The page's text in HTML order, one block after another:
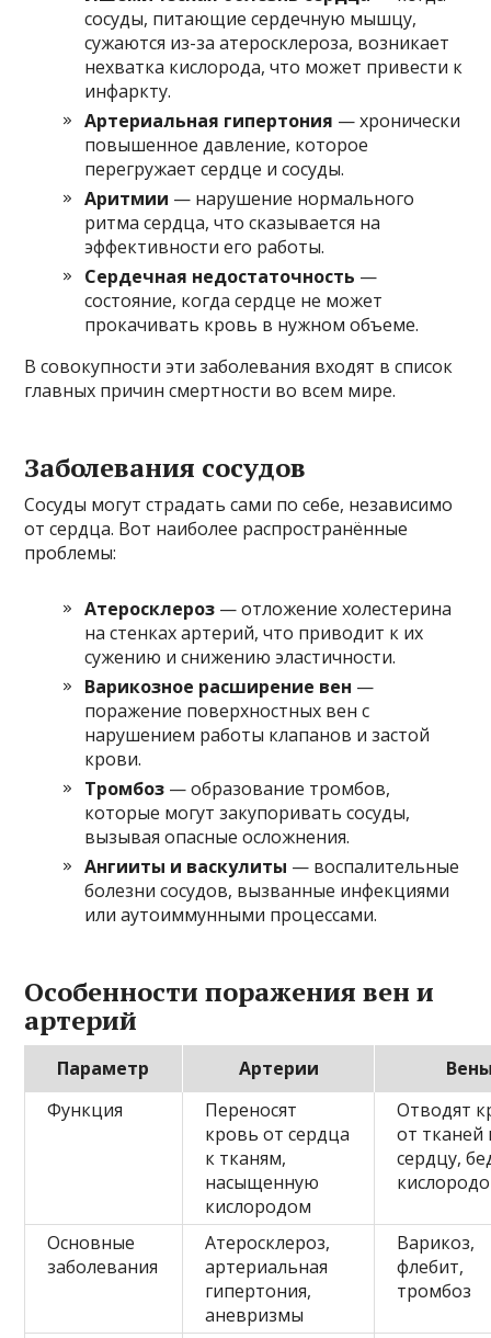
сосуды, питающие сердечную мышцу,
сужаются из-за атеросклероза, возникает
нехватка кислорода, что может привести к
инфаркту.
Артериальная гипертония — хронически
повышенное давление, которое
перегружает сердце и сосуды.
Аритмии — нарушение нормального
ритма сердца, что сказывается на
эффективности его работы.
Сердечная недостаточность —
состояние, когда сердце не может
прокачивать кровь в нужном объеме.
В совокупности эти заболевания входят в список
главных причин смертности во всем мире.
Заболевания сосудов
Сосуды могут страдать сами по себе, независимо
от сердца. Вот наиболее распространённые
проблемы:
Атеросклероз — отложение холестерина
на стенках артерий, что приводит к их
сужению и снижению эластичности.
Варикозное расширение вен —
поражение поверхностных вен с
нарушением работы клапанов и застой
крови.
Тромбоз — образование тромбов,
которые могут закупоривать сосуды,
вызывая опасные осложнения.
Ангииты и васкулиты — воспалительные
болезни сосудов, вызванные инфекциями
или аутоиммунными процессами.
Особенности поражения вен и
артерий
Параметр Артерии
Функция
Переносят
кровь от сердца
к тканям,
насыщенную
кислородом
Отводят
от тканей
сердцу,
Основные
заболевания
Атеросклероз,
артериальная
гипертония,
аневризмы
Варикоз,
флебит,
тромбоз